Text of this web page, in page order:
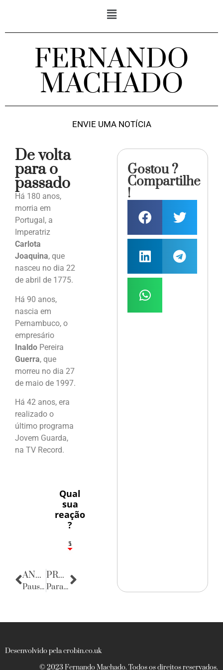
FERNANDO
MACHADO
ENVIE UMA NOTÍCIA
De volta
para o
passado
Há 180 anos,
morria em
Portugal, a
Imperatriz
Carlota
Joaquina, que
nasceu no dia 22
de abril de 1775.
Há 90 anos,
nascia em
Pernambuco, o
empresário
Inaldo Pereira
Guerra, que
morreu no dia 27
de maio de 1997.
Há 42 anos, era
realizado o
último programa
Jovem Guarda,
na TV Record.
Qual
sua
reação
?
1
5
ANTERIOR
Pausa poética
PRÓXIMA
Parabéns
Gostou ?
Compartilhe
!
Desenvolvido pela crobin.co.uk
© 2023 Fernando Machado. Todos os direitos reservados.